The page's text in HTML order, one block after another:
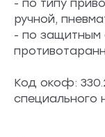
- по типу
ручной,
- по защитным
Код окоф:
специального